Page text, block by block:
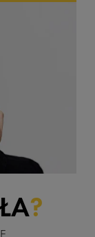
?